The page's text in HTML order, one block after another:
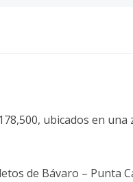
ubicados en
de Bávaro – Punta